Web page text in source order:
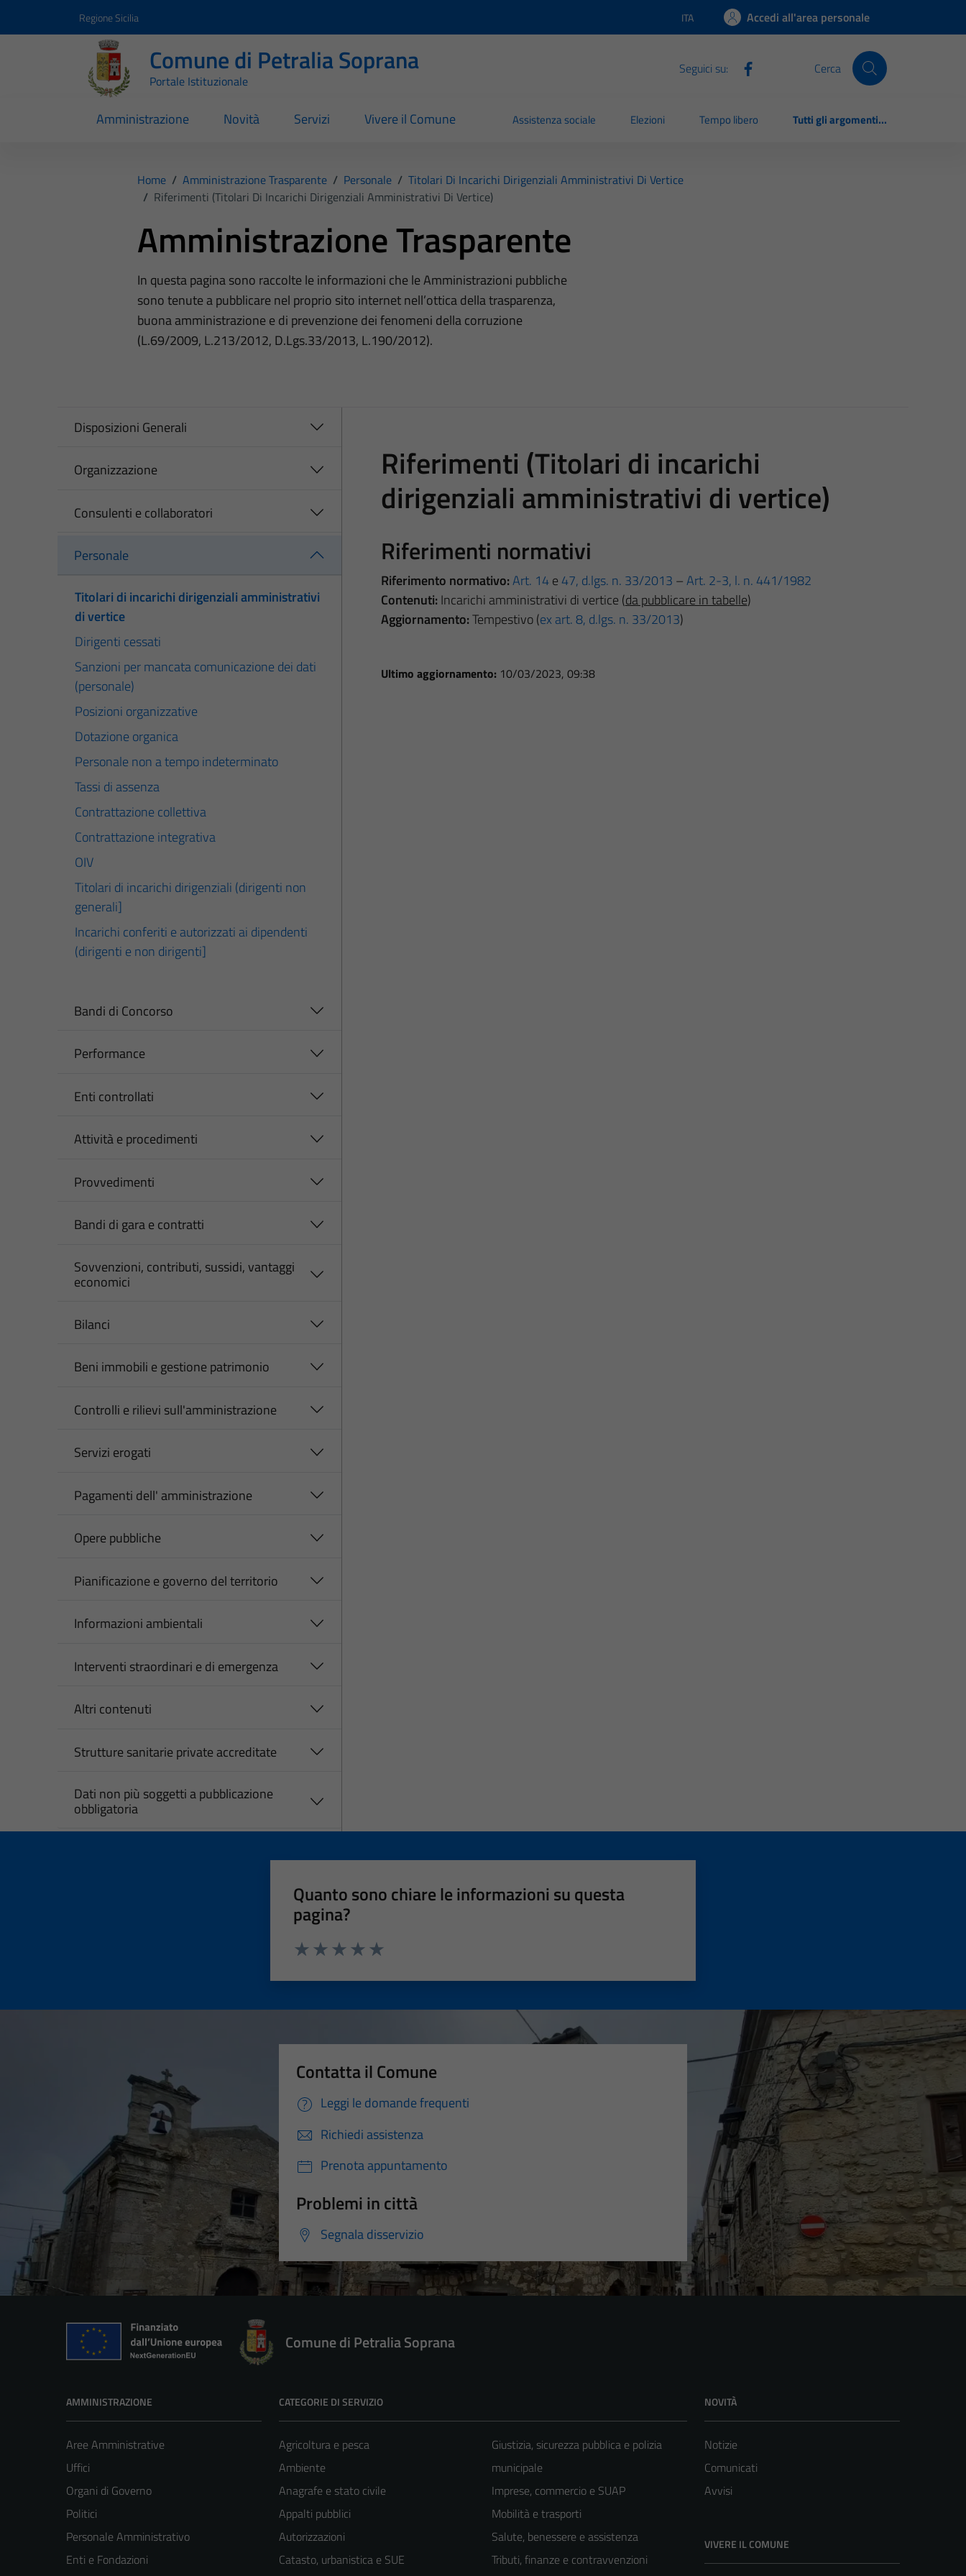
Regione Sicilia Lingua attiva:
ITA Accedi all'area personale
Comune di Petralia Soprana
Portale Istituzionale
Seguici su: Cerca
Amministrazione Novità Servizi Vivere il Comune Assistenza sociale Elezioni Tempo libero Tutti gli argomenti...
Home / Amministrazione Trasparente / Personale / Titolari Di Incarichi Dirigenziali Amministrativi Di Vertice
/ Riferimenti (Titolari Di Incarichi Dirigenziali Amministrativi Di Vertice)
Amministrazione Trasparente
In questa pagina sono raccolte le informazioni che le Amministrazioni pubbliche
sono tenute a pubblicare nel proprio sito internet nell’ottica della trasparenza,
buona amministrazione e di prevenzione dei fenomeni della corruzione
(L.69/2009, L.213/2012, D.Lgs.33/2013, L.190/2012).
Disposizioni Generali
Organizzazione
Consulenti e collaboratori
Personale
Titolari di incarichi dirigenziali amministrativi
di vertice
Dirigenti cessati
Sanzioni per mancata comunicazione dei dati
(personale)
Posizioni organizzative
Dotazione organica
Personale non a tempo indeterminato
Tassi di assenza
Contrattazione collettiva
Contrattazione integrativa
OIV
Titolari di incarichi dirigenziali (dirigenti non
generali]
Incarichi conferiti e autorizzati ai dipendenti
(dirigenti e non dirigenti]
Bandi di Concorso
Performance
Enti controllati
Attività e procedimenti
Provvedimenti
Bandi di gara e contratti
Sovvenzioni, contributi, sussidi, vantaggi
economici
Bilanci
Beni immobili e gestione patrimonio
Controlli e rilievi sull'amministrazione
Servizi erogati
Pagamenti dell' amministrazione
Opere pubbliche
Pianificazione e governo del territorio
Informazioni ambientali
Interventi straordinari e di emergenza
Altri contenuti
Strutture sanitarie private accreditate
Dati non più soggetti a pubblicazione
obbligatoria
Riferimenti (Titolari di incarichi
dirigenziali amministrativi di vertice)
Riferimenti normativi
Riferimento normativo:Art. 14 e 47, d.lgs. n. 33/2013 –Art. 2-3, l. n. 441/1982
Contenuti: Incarichi amministrativi di vertice (da pubblicare in tabelle)
Aggiornamento:Tempestivo (ex art. 8, d.lgs. n. 33/2013)
Ultimo aggiornamento: 10/03/2023, 09:38
Quanto sono chiare le informazioni su questa
pagina?
Contatta il Comune
Leggi le domande frequenti
Richiedi assistenza
Prenota appuntamento
Problemi in città
Segnala disservizio
Comune di Petralia Soprana
AMMINISTRAZIONE
Aree Amministrative
Uffici
Organi di Governo
Politici
Personale Amministrativo
Enti e Fondazioni
CATEGORIE DI SERVIZIO
Agricoltura e pesca
Ambiente
Anagrafe e stato civile
Appalti pubblici
Autorizzazioni
Catasto, urbanistica e SUE
Giustizia, sicurezza pubblica e polizia
municipale
Imprese, commercio e SUAP
Mobilità e trasporti
Salute, benessere e assistenza
Tributi, finanze e contravvenzioni
NOVITÀ
Notizie
Comunicati
Avvisi
VIVERE IL COMUNE